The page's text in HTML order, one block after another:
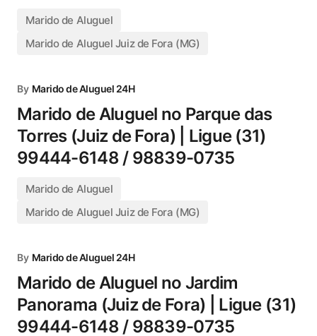
Marido de Aluguel
Marido de Aluguel Juiz de Fora (MG)
By Marido de Aluguel 24H
Marido de Aluguel no Parque das
Torres (Juiz de Fora) | Ligue (31)
99444-6148 / 98839-0735
Marido de Aluguel
Marido de Aluguel Juiz de Fora (MG)
By Marido de Aluguel 24H
Marido de Aluguel no Jardim
Panorama (Juiz de Fora) | Ligue (31)
99444-6148 / 98839-0735